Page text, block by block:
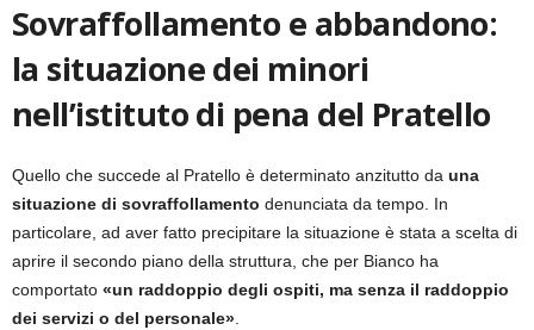
Sovraffollamento e abbandono:
la situazione dei minori
nell’istituto di pena del Pratello
Quello che succede al Pratello è determinato anzitutto da una
situazione di sovraffollamento denunciata da tempo. In
particolare, ad aver fatto precipitare la situazione è stata a scelta di
aprire il secondo piano della struttura, che per Bianco ha
comportato «un raddoppio degli ospiti, ma senza il raddoppio
dei servizi o del personale».